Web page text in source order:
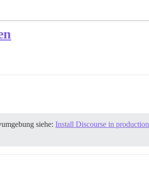
siehe: Install Discourse in production